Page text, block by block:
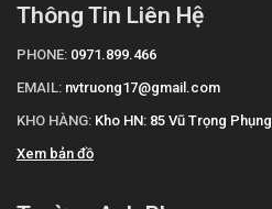
Thông Tin Liên Hệ
PHONE: 0971.899.466
EMAIL: nvtruong17@gmail.com
KHO HÀNG: Kho HN: 85 Vũ Trọng Phụng
Xem bản đồ